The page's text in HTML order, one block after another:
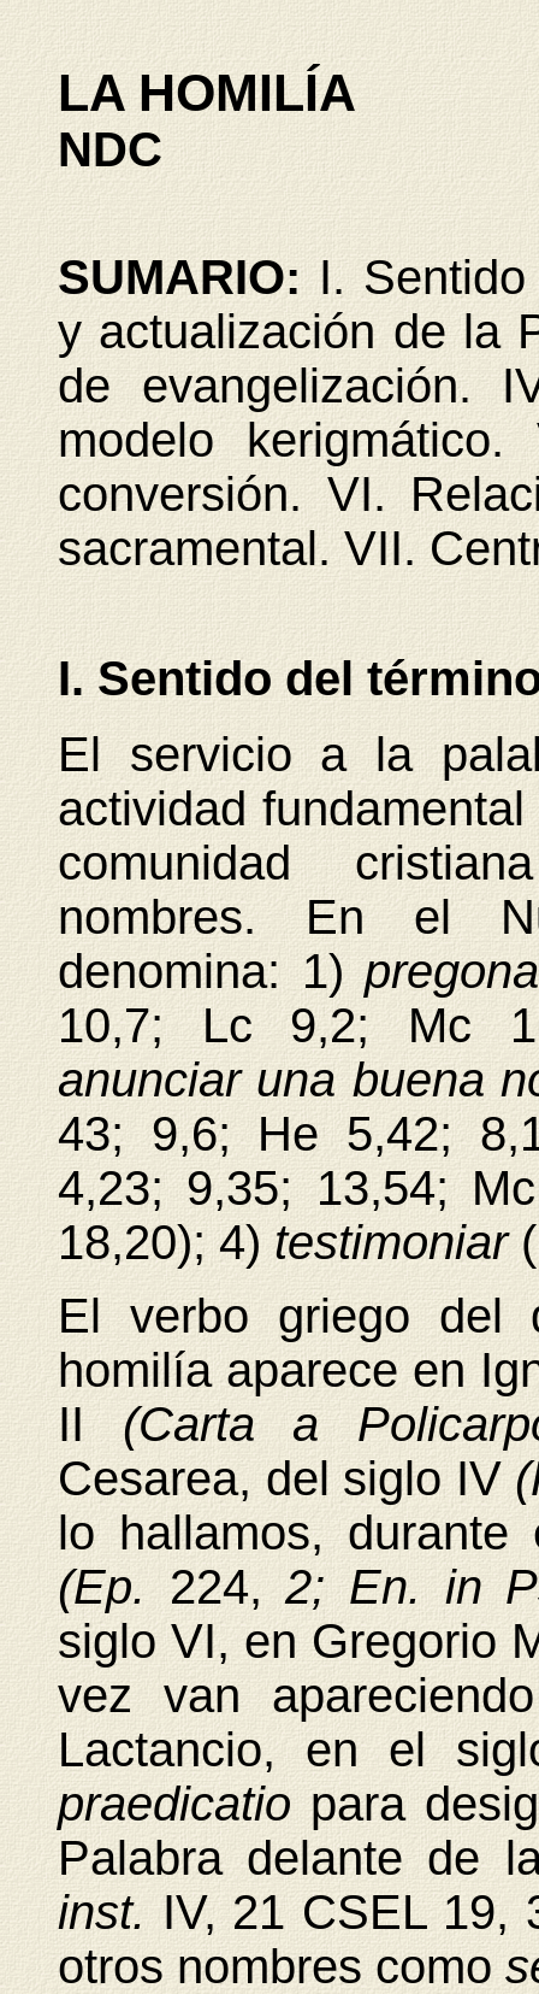
LA HOMILÍA
NDC
SUMARIO:I.
y actualización de la
de evangelización.
modelo
conversión. VI.
sacramental. VII.
I. Sentido del
El servicio a la
actividad
comunidad
nombres. En el
denomina: 1)
10,7; Lc 9,2; Mc
anunciar una buena
43; 9,6; He 5,42;
4,23; 9,35; 13,54;
18,20); 4)testimoniar
El verbo griego del
homilía aparece en
II(Carta a
Cesarea, del siglo IV
lo hallamos,
(Ep. 224,2; En. in
siglo VI, en Gregorio
vez van
Lactancio, en el
praedicatiopara
Palabra delante de
inst. IV, 21 CSEL 19,
otros nombres como